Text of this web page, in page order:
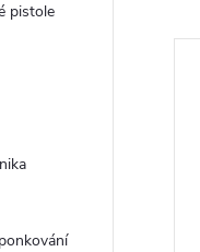
pistole